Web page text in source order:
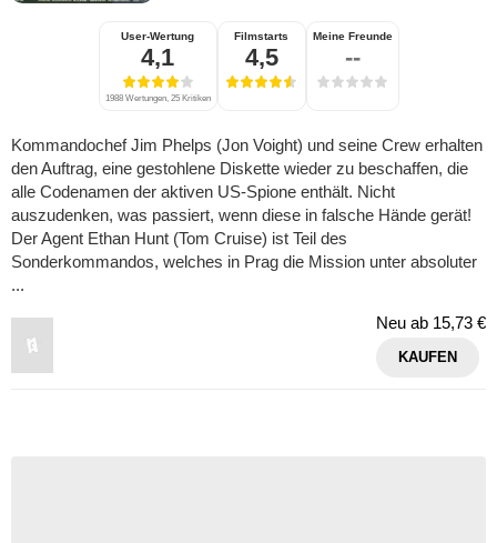
User-Wertung
4,1
1988 Wertungen, 25 Kritiken
Filmstarts
4,5
Meine Freunde
--
Kommandochef Jim Phelps (Jon Voight) und seine Crew erhalten
den Auftrag, eine gestohlene Diskette wieder zu beschaffen, die
alle Codenamen der aktiven US-Spione enthält. Nicht
auszudenken, was passiert, wenn diese in falsche Hände gerät!
Der Agent Ethan Hunt (Tom Cruise) ist Teil des
Sonderkommandos, welches in Prag die Mission unter absoluter
...
Neu ab 15,73 €
KAUFEN